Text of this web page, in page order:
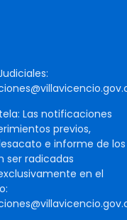
Las notificaciones
previos,
e informe de los
ser radicadas
en el